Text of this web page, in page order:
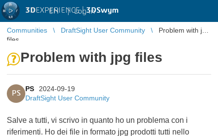
3DEXPERIENCE |3DSwym
EN | Log in
Communities DraftSight User Community
Problem with jpg
files
Problem with jpg files
PS
PS
2024-09-19
DraftSight User Community
Salve a tutti, vi scrivo in quanto ho un problema con i
riferimenti. Ho dei file in formato jpg prodotti tutti nello